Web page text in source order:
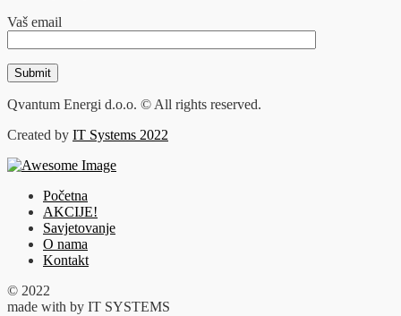
Vaš email
Qvantum Energi d.o.o. © All rights reserved.
Created by IT Systems 2022
Početna
AKCIJE!
Savjetovanje
O nama
Kontakt
© 2022
made with by IT SYSTEMS